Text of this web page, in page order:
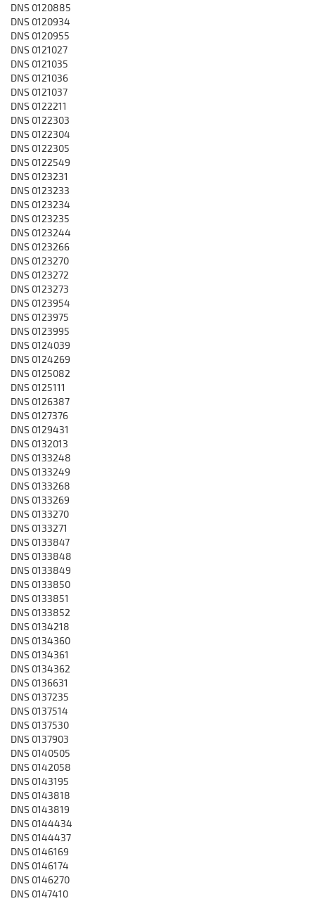
DNS 0120885
DNS 0120934
DNS 0120955
DNS 0121027
DNS 0121035
DNS 0121036
DNS 0121037
DNS 0122211
DNS 0122303
DNS 0122304
DNS 0122305
DNS 0122549
DNS 0123231
DNS 0123233
DNS 0123234
DNS 0123235
DNS 0123244
DNS 0123266
DNS 0123270
DNS 0123272
DNS 0123273
DNS 0123954
DNS 0123975
DNS 0123995
DNS 0124039
DNS 0124269
DNS 0125082
DNS 0125111
DNS 0126387
DNS 0127376
DNS 0129431
DNS 0132013
DNS 0133248
DNS 0133249
DNS 0133268
DNS 0133269
DNS 0133270
DNS 0133271
DNS 0133847
DNS 0133848
DNS 0133849
DNS 0133850
DNS 0133851
DNS 0133852
DNS 0134218
DNS 0134360
DNS 0134361
DNS 0134362
DNS 0136631
DNS 0137235
DNS 0137514
DNS 0137530
DNS 0137903
DNS 0140505
DNS 0142058
DNS 0143195
DNS 0143818
DNS 0143819
DNS 0144434
DNS 0144437
DNS 0146169
DNS 0146174
DNS 0146270
DNS 0147410